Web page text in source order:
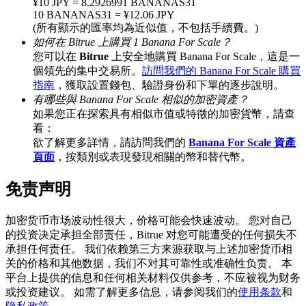
BTC 專享獎勵
充值並交易BTC瓜分 25,000 USDT 獎池！
充值CASHCAT & 赢取
BitMart 用戶遷移專享
註冊&交易贏 500,000 USDT
10 BANANAS31 = ¥12.06 JPY
(所有顯示的匯率均為近似值，不包括手續費。)
如何在 Bitrue 上購買 1 Banana For Scale？
您可以在 Bitrue 上安全地購買 Banana For Scale，這是一
個領先的集中交易所。 訪問我們的 Banana For Scale 購買
指南 ，獲取設置錢包、驗證身份和下單的逐步說明。
有哪些與 Banana For Scale 相似的加密資產？
如果您正在探索具有相似市值或特徵的加密貨幣，請查
看：
欲了解更多詳情，請訪問我們的 Banana For Scale 資產
頁面 ，按類別或表現發現相關的幣和替代幣。
免责声明
加密货币市场波动性很大，价格可能会快速波动。 您对自己
的投资决定承担全部责任，Bitrue 对您可能遭受的任何损失不
承担任何责任。 我们依赖第三方来源获取与上述加密货币相
关的价格和其他数据，我们不对其可靠性或准确性负责。 本
平台上提供的信息和任何相关材料仅供参考，不应被视为财务
或投资建议。 如需了解更多信息，请参阅我们的使用条款和